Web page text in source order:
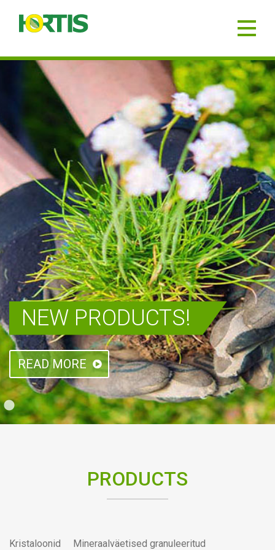
NEW PRODUCTS!
READ MORE
PRODUCTS
Kristaloonid Mineraalväetised granuleeritud